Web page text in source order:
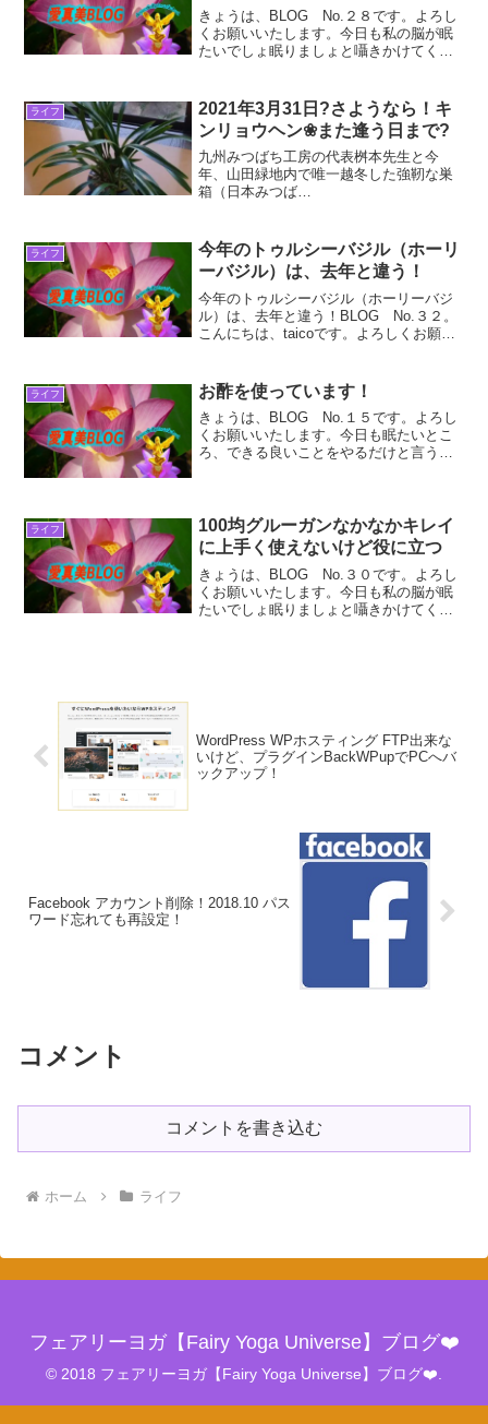
きょうは、BLOG No.２８です。よろし
くお願いいたします。今日も私の脳が眠
たいでしょ眠りましょと囁きかけてくる
意識にある進化” すべてが良い方向に進
化しますように...
ライフ
2021年3月31日?さようなら！キ
ンリョウヘン❀また逢う日まで?
九州みつばち工房の代表桝本先生と今
年、山田緑地内で唯一越冬した強靭な巣
箱（日本みつば
月31日撮影 ２月受講した山田緑地の日本
みつばち講座でくじ引きで出会えた日本
みつ...
ライフ
今年のトゥルシーバジル（ホーリ
ーバジル）は、去年と違う！
今年のトゥルシーバジル（ホーリーバジ
ル）は、去年と違う！BLOG No.３２。
こんにちは、taicoです。よろしくお願い
眠りましょと囁きかけてくるところを振
り払い、Bl...
ライフ お酢を使っています！
きょうは、BLOG No.１５です。よろし
くお願いいたします。今日も眠たいとこ
ろ、できる良いことをやるだけと言う意
マがシマウマへ...
ライフ
100均グルーガンなかなかキレイ
に上手く使えないけど役に立つ
きょうは、BLOG No.３０です。よろし
くお願いいたします。今日も私の脳が眠
たいでしょ眠りましょと囁きかけてくる
WordPress WPホスティング FTP出来な
いけど、プラグインBackWPupでPCへバ
ックアップ！
Facebook アカウント削除！2018.10 パス
ワード忘れても再設定！
コメント
コメントを書き込む
ホーム ライフ
フェアリーヨガ【Fairy Yoga Universe】ブログ❤️
© 2018 フェアリーヨガ【Fairy Yoga Universe】ブログ❤️.